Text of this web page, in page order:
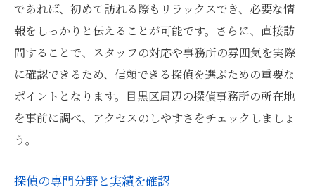
であれば、初めて訪れる際もリラックスでき、必要な情
報をしっかりと伝えることが可能です。さらに、直接訪
問することで、スタッフの対応や事務所の雰囲気を実際
に確認できるため、信頼できる探偵を選ぶための重要な
ポイントとなります。目黒区周辺の探偵事務所の所在地
を事前に調べ、アクセスのしやすさをチェックしましょ
う。
探偵の専門分野と実績を確認